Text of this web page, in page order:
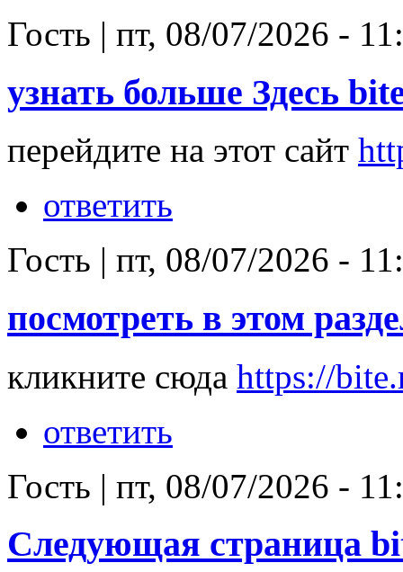
Гость | пт, 08/07/2026 -
узнать больше Здесь
перейдите на этот сайт
ответить
Гость | пт, 08/07/2026 -
посмотреть в этом
кликните сюда https://
ответить
Гость | пт, 08/07/2026 -
Следующая страница